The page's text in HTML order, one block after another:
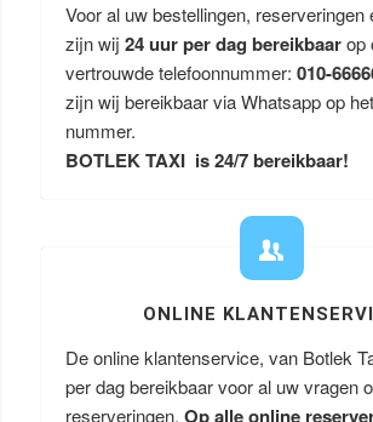
Voor al uw bestellingen, reserveringen
zijn wij 24 uur per dag bereikbaarop
vertrouwde telefoonnummer: 010-
zijn wij bereikbaar via Whatsapp op
nummer.
BOTLEK TAXI is 24/7 bereikbaar!
ONLINE
De online klantenservice, van Botlek
per dag bereikbaar voor al uw vragen
reserveringen. Op alle online